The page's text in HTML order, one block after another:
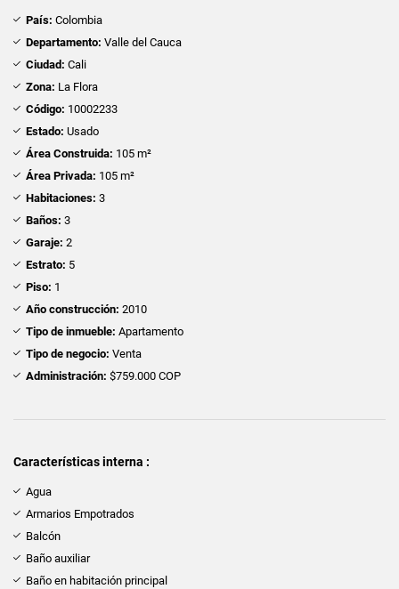
País: Colombia
Departamento: Valle del Cauca
Ciudad: Cali
Zona: La Flora
Código: 10002233
Estado: Usado
Área Construida: 105 m²
Área Privada: 105 m²
Habitaciones: 3
Baños: 3
Garaje: 2
Estrato: 5
Piso: 1
Año construcción: 2010
Tipo de inmueble: Apartamento
Tipo de negocio: Venta
Administración: $759.000 COP
Características interna :
Agua
Armarios Empotrados
Balcón
Baño auxiliar
Baño en habitación principal